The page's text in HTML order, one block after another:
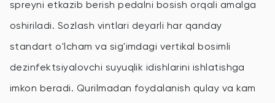
spreyni etkazib berish pedalni bosish orqali amalga
oshiriladi. Sozlash vintlari deyarli har qanday
standart o'lcham va sig'imdagi vertikal bosimli
dezinfektsiyalovchi suyuqlik idishlarini ishlatishga
imkon beradi. Qurilmadan foydalanish qulay va kam